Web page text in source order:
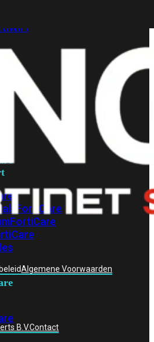
FortiCare
FortiCare
Algemene Voorwaarden
B.V.Contact